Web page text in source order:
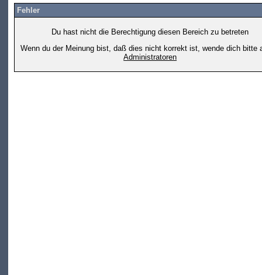
Fehler
Du hast nicht die Berechtigung diesen Bereich zu betreten
Wenn du der Meinung bist, daß dies nicht korrekt ist, wende dich bitte
Administratoren